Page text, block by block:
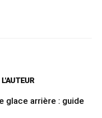
glace arrière : guide